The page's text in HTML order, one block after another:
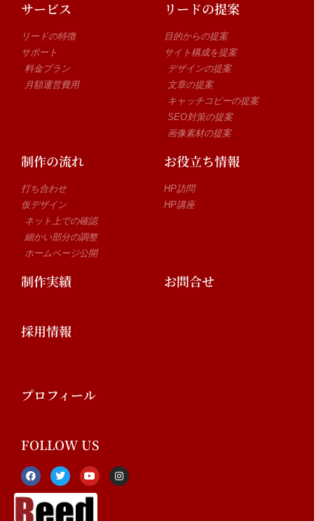
サービス
リードの特徴
サポート
料金プラン
月額運営費用
リードの提案
目的からの提案
サイト構成を提案
デザインの提案
文章の提案
キャッチコピーの提案
SEO対策の提案
画像素材の提案
制作の流れ
打ち合わせ
仮デザイン
ネット上での確認
細かい部分の調整
ホームページ公開
お役立ち情報
HP訪問
HP講座
制作実績 お問合せ
採用情報
プロフィール
FOLLOW US
F
a
c
e
b
T
w
i
t
Y
o
u
t
I
n
s